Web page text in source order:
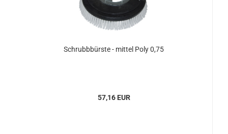
Schrubbbürste - mittel Poly 0,75
57,16 EUR